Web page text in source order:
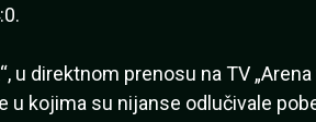
u direktnom prenosu na TV
u kojima su nijanse odlučivale